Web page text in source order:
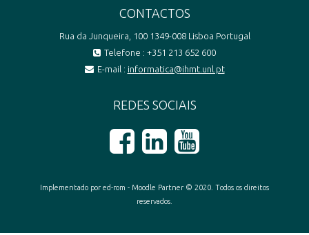
CONTACTOS
Rua da Junqueira, 100 1349-008 Lisboa Portugal
Telefone : +351 213 652 600
E-mail : informatica@ihmt.unl.pt
REDES SOCIAIS
Implementado por ed-rom - Moodle Partner © 2020. Todos os direitos
reservados.